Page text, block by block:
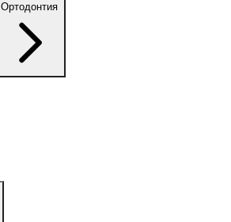
Ортодонтия